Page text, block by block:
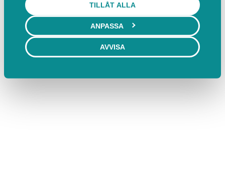
TILLÅT ALLA
ANPASSA
AVVISA